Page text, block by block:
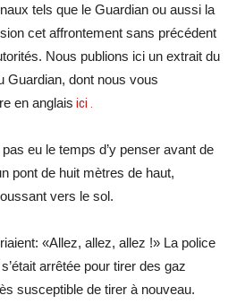
tels que le Guardian ou aussi la
cet affrontement sans précédent
Nous publions ici un extrait du
Guardian, dont nous vous
en anglais ici .
eu le temps d’y penser avant de
pont de huit mètres de haut,
vers le sol.
«Allez, allez, allez !» La police
arrêtée pour tirer des gaz
susceptible de tirer à nouveau.